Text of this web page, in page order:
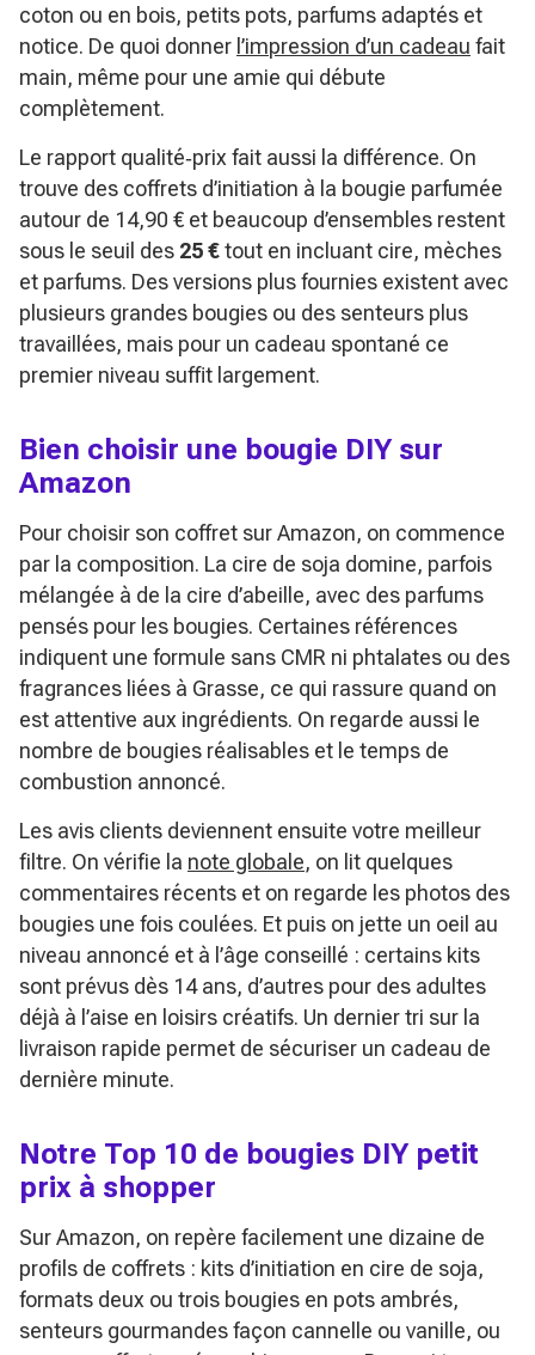
coton ou en bois, petits pots, parfums adaptés et
notice. De quoi donner l’impression d’un cadeau fait
main, même pour une amie qui débute
complètement.
Le rapport qualité‑prix fait aussi la différence. On
trouve des coffrets d’initiation à la bougie parfumée
autour de 14,90 € et beaucoup d’ensembles restent
sous le seuil des 25 €tout en incluant cire, mèches
et parfums. Des versions plus fournies existent avec
plusieurs grandes bougies ou des senteurs plus
travaillées, mais pour un cadeau spontané ce
premier niveau suffit largement.
Bien choisir une bougie DIY sur
Amazon
Pour choisir son coffret sur Amazon, on commence
par la composition. La cire de soja domine, parfois
mélangée à de la cire d’abeille, avec des parfums
pensés pour les bougies. Certaines références
indiquent une formule sans CMR ni phtalates ou des
fragrances liées à Grasse, ce qui rassure quand on
est attentive aux ingrédients. On regarde aussi le
nombre de bougies réalisables et le temps de
combustion annoncé.
Les avis clients deviennent ensuite votre meilleur
filtre. On vérifie la note globale, on lit quelques
commentaires récents et on regarde les photos des
bougies une fois coulées. Et puis on jette un oeil au
niveau annoncé et à l’âge conseillé : certains kits
sont prévus dès 14 ans, d’autres pour des adultes
déjà à l’aise en loisirs créatifs. Un dernier tri sur la
livraison rapide permet de sécuriser un cadeau de
dernière minute.
Notre Top 10 de bougies DIY petit
prix à shopper
Sur Amazon, on repère facilement une dizaine de
profils de coffrets : kits d’initiation en cire de soja,
formats deux ou trois bougies en pots ambrés,
senteurs gourmandes façon cannelle ou vanille, ou